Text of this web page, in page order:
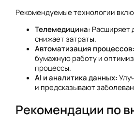
Рекомендуемые технологии
Телемедицина: Расширяет
снижает затраты.
Автоматизация процессов:
бумажную работу и
процессы.
AI и аналитика данных:
и предсказывают
Рекомендации по